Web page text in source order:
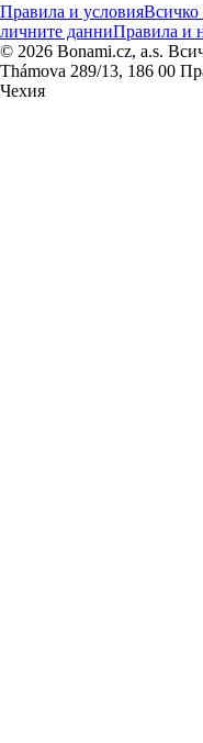
Правила и условияВсичко
личните данниПравила и
© 2026 Bonami.cz, a.s.
Thámova 289/13, 186 00
Чехия